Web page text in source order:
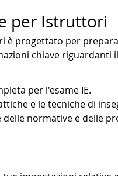
per Istruttori
progettato per
chiave riguardanti
per l'esame IE.
e le tecniche di
normative e delle